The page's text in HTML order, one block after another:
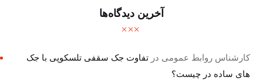
آخرین دیدگاه‌ها
کارشناس روابط عمومی درتفاوت جک سقفی تلسکوپی با جک
های ساده در چیست؟